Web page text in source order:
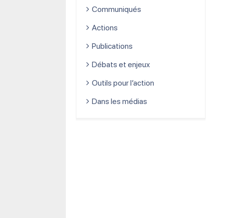
Communiqués
Actions
Publications
Débats et enjeux
Outils pour l’action
Dans les médias